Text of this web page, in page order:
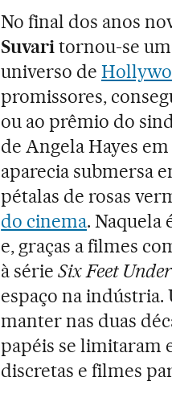
No final dos anos
Suvaritornou-se
universo de
promissores,
ou ao prêmio do
de Angela Hayes em
aparecia submersa
pétalas de rosas
do cinema. Naquela
e, graças a filmes
à sérieSix Feet
espaço na indústria.
manter nas duas
papéis se limitaram
discretas e filmes